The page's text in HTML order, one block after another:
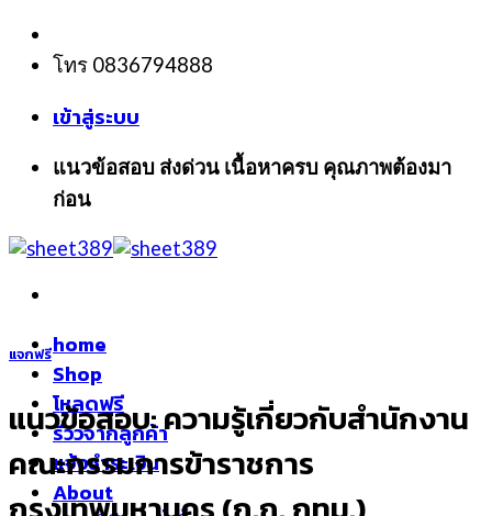
Skip
content
โทร 0836794888
เข้าสู่ระบบ
แนวข้อสอบ ส่งด่วน เนื้อหาครบ คุณภาพต้องมา
ก่อน
home
Shop
โหลดฟรี
รีวิวจากลูกค้า
แจ้งชำระเงิน
About
แจกฟรี
แนวข้อสอบ: ความรู้เกี่ยวกับสำนักงาน
คณะกรรมการข้าราชการ